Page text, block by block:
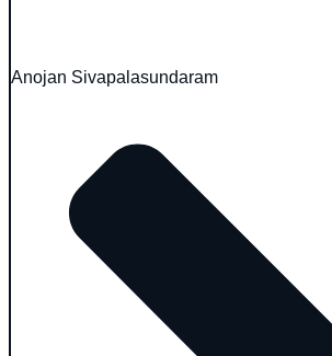
Anojan Sivapalasundaram